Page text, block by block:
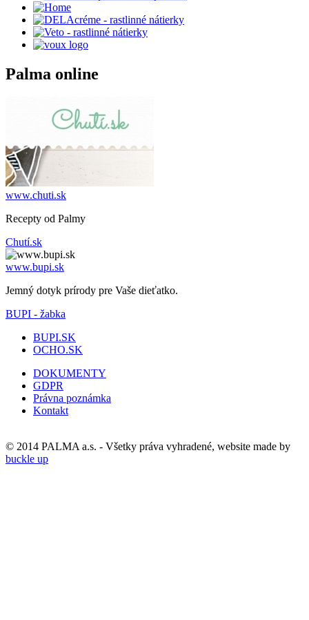
Palma online
www.chuti.sk
Recepty od Palmy
Chutí.sk
www.bupi.sk
Jemný dotyk prírody pre Vaše dieťatko.
BUPI - žabka
BUPI.SK
OCHO.SK
DOKUMENTY
GDPR
Právna poznámka
Kontakt
© 2014 PALMA a.s. - Všetky práva vyhradené, website made by
buckle up